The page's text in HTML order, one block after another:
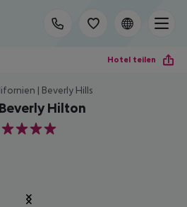
Hotel teilen
| Beverly Hills
Hilton
4